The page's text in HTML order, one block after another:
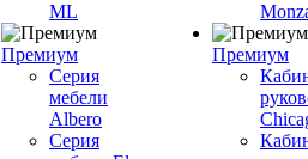
ML
Премиум
Серия
мебели
Albero
Серия
Премиум